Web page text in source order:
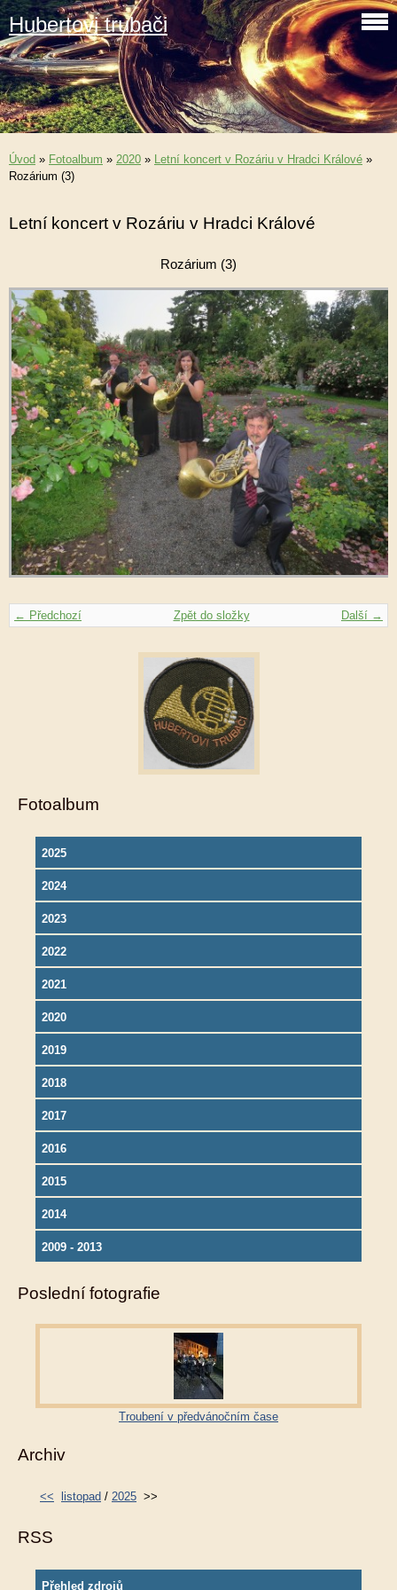
Hubertovi trubači
Úvod » Fotoalbum » 2020 » Letní koncert v Rozáriu v Hradci Králové »
Rozárium (3)
Letní koncert v Rozáriu v Hradci Králové
Rozárium (3)
← Předchozí Další →
Zpět do složky
Fotoalbum
2025
2024
2023
2022
2021
2020
2019
2018
2017
2016
2015
2014
2009 - 2013
Poslední fotografie
Troubení v předvánočním čase
Archiv
<< listopad / 2025 >>
RSS
Přehled zdrojů